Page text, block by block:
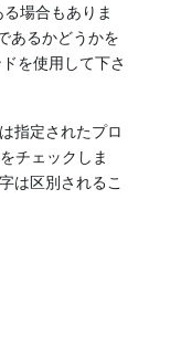
場合もありま
あるかどうかを
を使用して下さ
指定されたプロ
チェックしま
は区別されるこ